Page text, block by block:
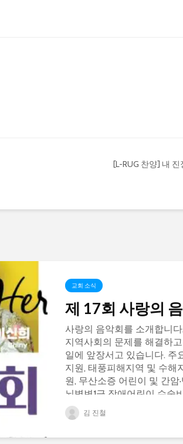
[L-RUG 찬양] 내
교회 소식
제 17회 사랑의
사랑의 음악회를 소개합니
지역사회의 문제를 해결하
일에 앞장서고 있습니다. 주
지원, 태풍피해지역 및 수해
원, 무산소증 어린이 및 간암
뇌병변1급 장애어린이 수술
는...
김 진철